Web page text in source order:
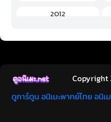
Music (เพลง)
2012
2004
ดูการ์ตูน อนิเมะพากย์ไทย อนิเ